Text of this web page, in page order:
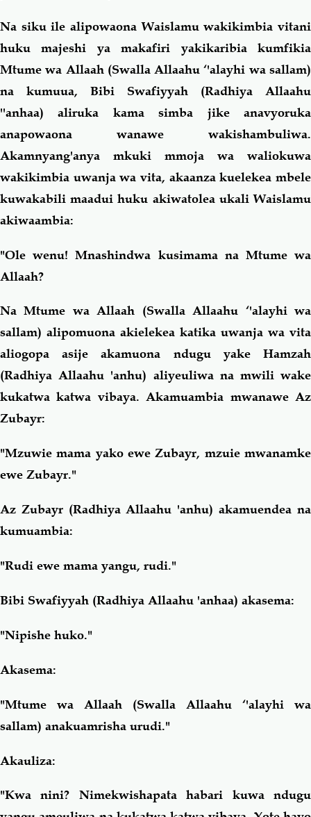
Na siku ile alipowaona Waislamu wakikimbia vitani
huku majeshi ya makafiri yakikaribia kumfikia
Mtume wa Allaah (Swalla Allaahu ‘'alayhi wa sallam)
na kumuua, Bibi Swafiyyah (Radhiya Allaahu
''anhaa) aliruka kama simba jike anavyoruka
anapowaona wanawe wakishambuliwa.
Akamnyang'anya mkuki mmoja wa waliokuwa
wakikimbia uwanja wa vita, akaanza kuelekea mbele
kuwakabili maadui huku akiwatolea ukali Waislamu
akiwaambia:
"Ole wenu! Mnashindwa kusimama na Mtume wa
Allaah?
Na Mtume wa Allaah (Swalla Allaahu ‘'alayhi wa
sallam) alipomuona akielekea katika uwanja wa vita
aliogopa asije akamuona ndugu yake Hamzah
(Radhiya Allaahu 'anhu) aliyeuliwa na mwili wake
kukatwa katwa vibaya. Akamuambia mwanawe Az
Zubayr:
"Mzuwie mama yako ewe Zubayr, mzuie mwanamke
ewe Zubayr."
Az Zubayr (Radhiya Allaahu 'anhu) akamuendea na
kumuambia:
"Rudi ewe mama yangu, rudi."
Bibi Swafiyyah (Radhiya Allaahu 'anhaa) akasema:
"Nipishe huko."
Akasema:
"Mtume wa Allaah (Swalla Allaahu ‘'alayhi wa
sallam) anakuamrisha urudi."
Akauliza:
"Kwa nini? Nimekwishapata habari kuwa ndugu